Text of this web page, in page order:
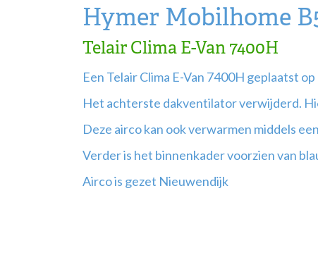
Hymer Mobilhome
Telair Clima E-Van 7400H
Een Telair Clima E-Van 7400H geplaatst
Het achterste dakventilator verwijderd.
Deze airco kan ook verwarmen middels
Verder is het binnenkader voorzien van
Airco is gezet Nieuwendijk